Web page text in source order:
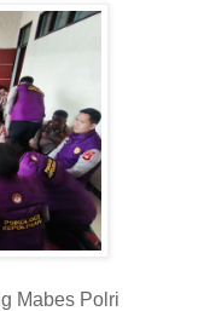
Mabes Polri